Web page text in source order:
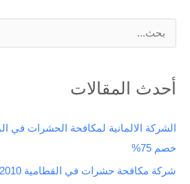
ب
ح
:
أحدث المقالات
خصم 75%